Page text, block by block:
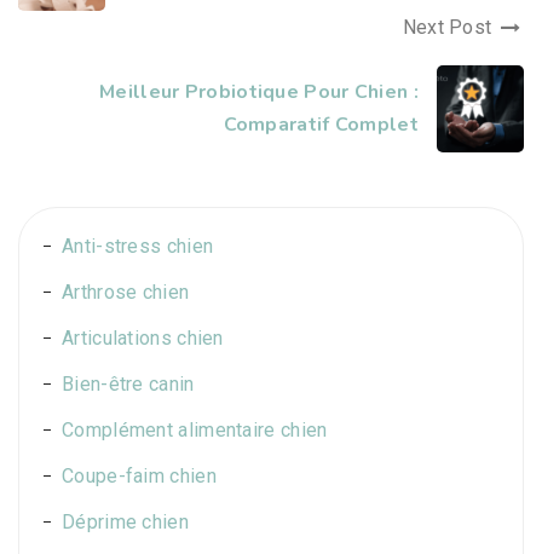
Next Post
Meilleur Probiotique Pour Chien :
Comparatif Complet
Anti-stress chien
Arthrose chien
Articulations chien
Bien-être canin
Complément alimentaire chien
Coupe-faim chien
Déprime chien